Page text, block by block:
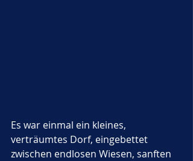
Es war einmal ein kleines,
verträumtes Dorf, eingebettet
zwischen endlosen Wiesen, sanften